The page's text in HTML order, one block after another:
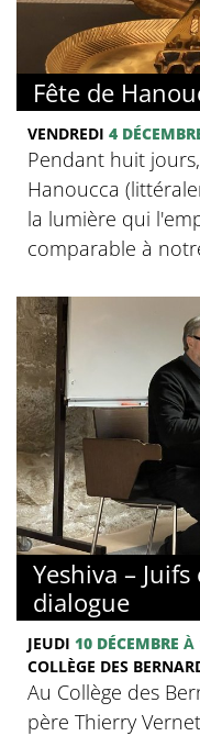
Fête de
VENDREDI 4
Pendant huit
Hanoucca
la lumière qui
comparable à
Yeshiva –
dialogue
JEUDI 10 DÉCEMBRE À
COLLÈGE DES
Au Collège des
père Thierry